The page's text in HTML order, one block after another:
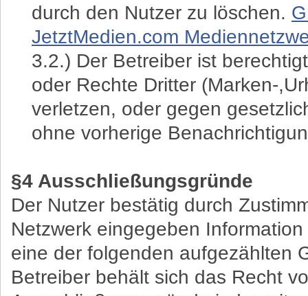
durch den Nutzer zu löschen.
JetztMedien.com
3.2.) Der Betreiber ist
oder Rechte Dritter (Marken-
verletzen, oder gegen
ohne vorherige
§4 Ausschließungsgründe
Der Nutzer bestätig durch
Netzwerk eingegeben
eine der folgenden aufgezählten
Betreiber behält sich das Recht